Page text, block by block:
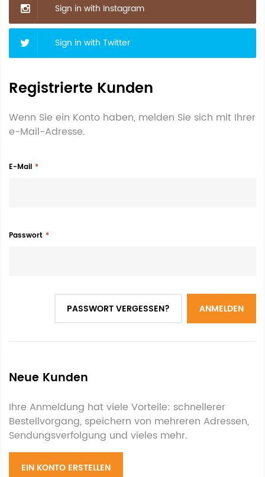
Sign in with Instagram
Sign in with Twitter
Registrierte Kunden
Wenn Sie ein Konto haben, melden Sie sich mit Ihrer
e-Mail-Adresse.
E-Mail
Passwort
ANMELDEN
PASSWORT VERGESSEN?
Neue Kunden
Ihre Anmeldung hat viele Vorteile: schnellerer
Bestellvorgang, speichern von mehreren Adressen,
Sendungsverfolgung und vieles mehr.
EIN KONTO ERSTELLEN